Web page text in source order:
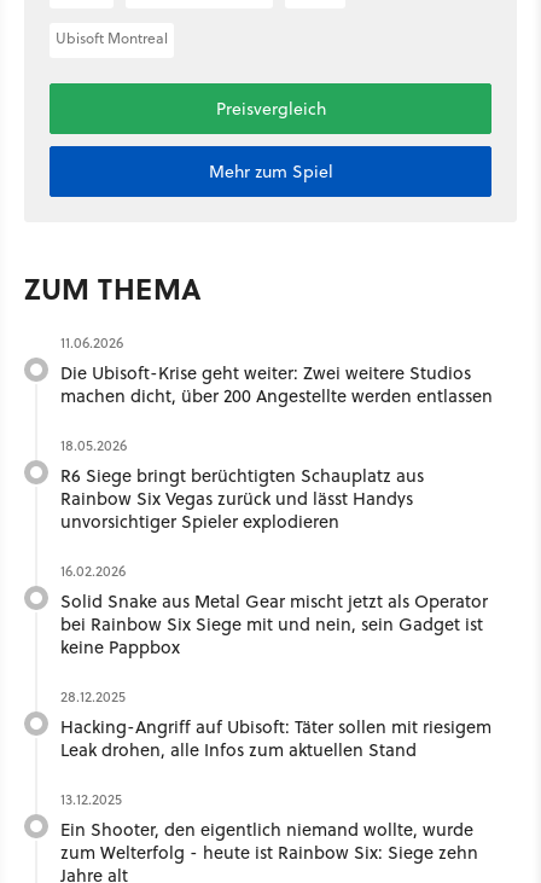
Ubisoft Montreal
Preisvergleich
Mehr zum Spiel
ZUM THEMA
11.06.2026
Die Ubisoft-Krise geht weiter: Zwei weitere Studios
machen dicht, über 200 Angestellte werden entlassen
18.05.2026
R6 Siege bringt berüchtigten Schauplatz aus
Rainbow Six Vegas zurück und lässt Handys
unvorsichtiger Spieler explodieren
16.02.2026
Solid Snake aus Metal Gear mischt jetzt als Operator
bei Rainbow Six Siege mit und nein, sein Gadget ist
keine Pappbox
28.12.2025
Hacking-Angriff auf Ubisoft: Täter sollen mit riesigem
Leak drohen, alle Infos zum aktuellen Stand
13.12.2025
Ein Shooter, den eigentlich niemand wollte, wurde
zum Welterfolg - heute ist Rainbow Six: Siege zehn
Jahre alt